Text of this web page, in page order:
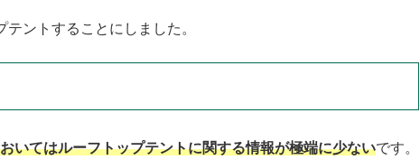
ントすることにしました。
いてはルーフトップテントに関する情報が極端に少ないです。